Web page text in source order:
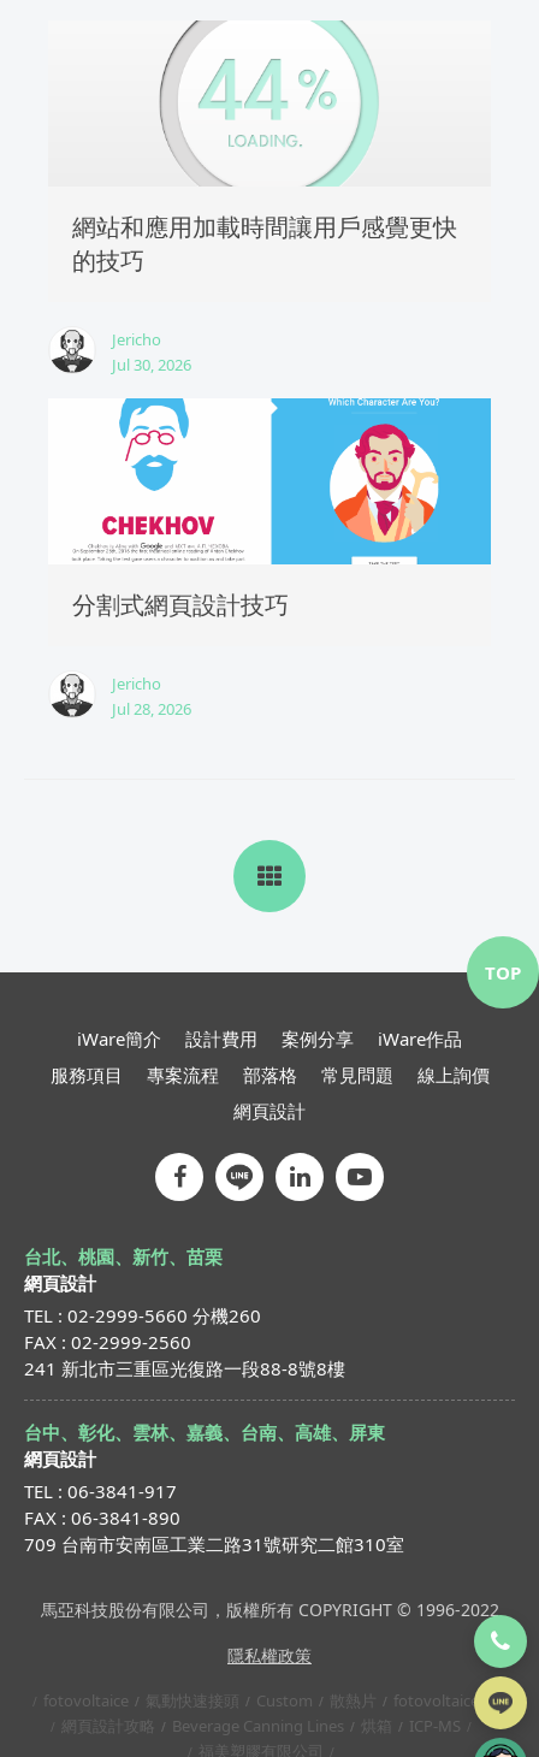
網站和應用加載時間讓用戶感覺更快
的技巧
Jericho
Jul 30, 2026
分割式網頁設計技巧
Jericho
Jul 28, 2026
iWare簡介 設計費用 案例分享
iWare作品
服務項目
專案流程 部落格 常見問題
線上詢價
網頁設計
台北、桃園、新竹、苗栗
網頁設計
TEL : 02-2999-5660 分機260
FAX : 02-2999-2560
241 新北市三重區光復路一段88-8號8樓
台中、彰化、雲林、嘉義、台南、高雄、屏東
網頁設計
TEL : 06-3841-917
FAX : 06-3841-890
709 台南市安南區工業二路31號研究二館310室
馬亞科技股份有限公司，版權所有 COPYRIGHT © 1996-2022
隱私權政策
fotovoltaice 氣動快速接頭 Custom 散熱片
fotovoltaice
網頁設計攻略
Beverage Canning Lines 烘箱
ICP-MS
福美塑膠有限公司
TOP